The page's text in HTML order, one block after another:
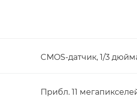
CMOS-датчик, 1/3
Прибл. 11